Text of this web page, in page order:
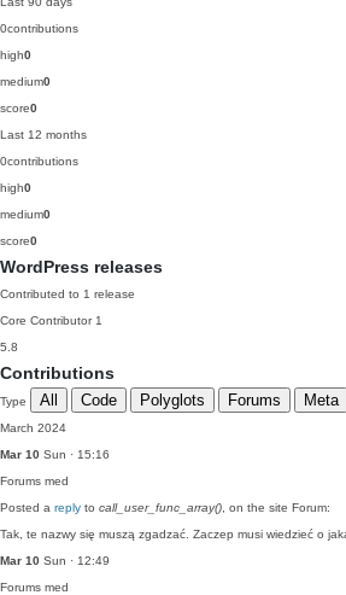
0contributions
high0
medium0
score0
Last 12 months
0contributions
high0
medium0
score0
WordPress releases
Contributed to 1 release
Core Contributor 1
5.8
Contributions
Type All Code Polyglots Forums Meta
March 2024
Mar 10 Sun · 15:16
Forums med
Posted a reply to call_user_func_array() , on the site Forum:
Tak, te nazwy się muszą zgadzać. Zaczep musi wiedzieć o
Mar 10 Sun · 12:49
Forums med